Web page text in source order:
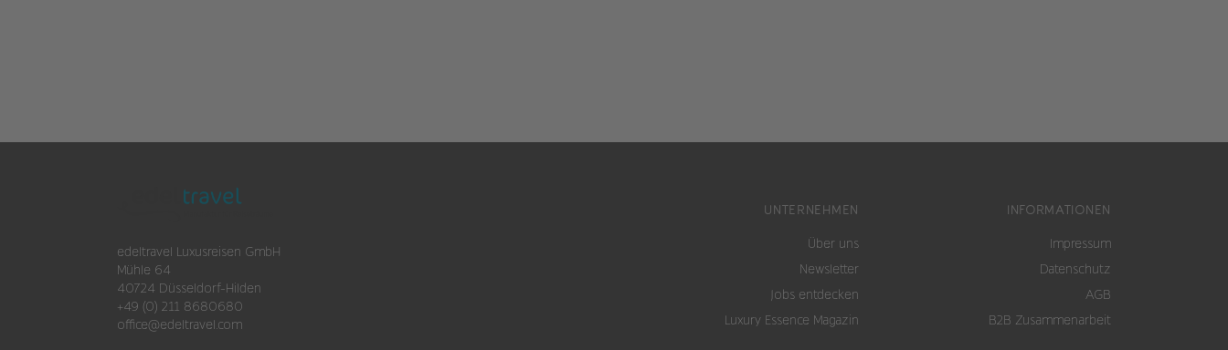
edeltravel Luxusreisen GmbH
Mühle 64
40724 Düsseldorf-Hilden
+49 (0) 211 8680680
office@edeltravel.com
UNTERNEHMEN
Über uns
Newsletter
Jobs entdecken
Luxury Essence Magazin
INFORMATIONEN
Impressum
Datenschutz
AGB
B2B Zusammenarbeit